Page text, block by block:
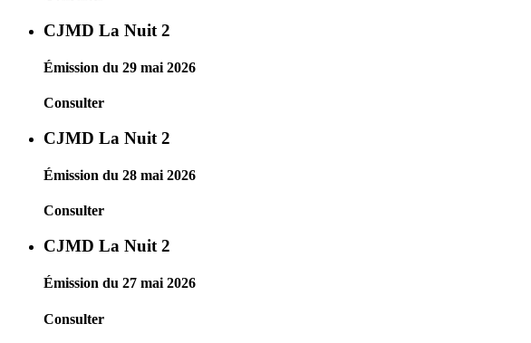
CJMD La Nuit 2
Émission du 29 mai 2026
Consulter
CJMD La Nuit 2
Émission du 28 mai 2026
Consulter
CJMD La Nuit 2
Émission du 27 mai 2026
Consulter